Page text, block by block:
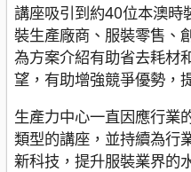
講座吸引到約40位本澳時
裝生產廠商、服裝零售、
為方案介紹有助省去耗材
望，有助增強競爭優勢，
生產力中心一直因應行業
類型的講座，並持續為行
新科技，提升服裝業界的